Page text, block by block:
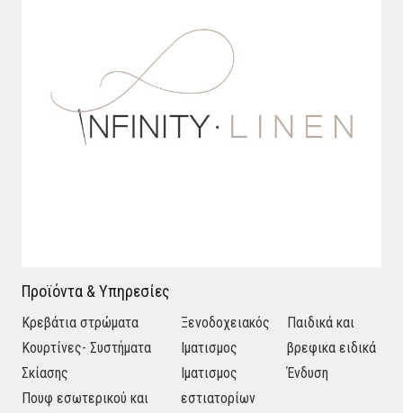
Προϊόντα & Υπηρεσίες
Κρεβάτια στρώματα
Κουρτίνες- Συστήματα
Σκίασης
Πουφ εσωτερικού και
Ξενοδοχειακός
Ιματισμος
Ιματισμος
εστιατορίων
Παιδικά και
βρεφικα ειδικά
Ένδυση